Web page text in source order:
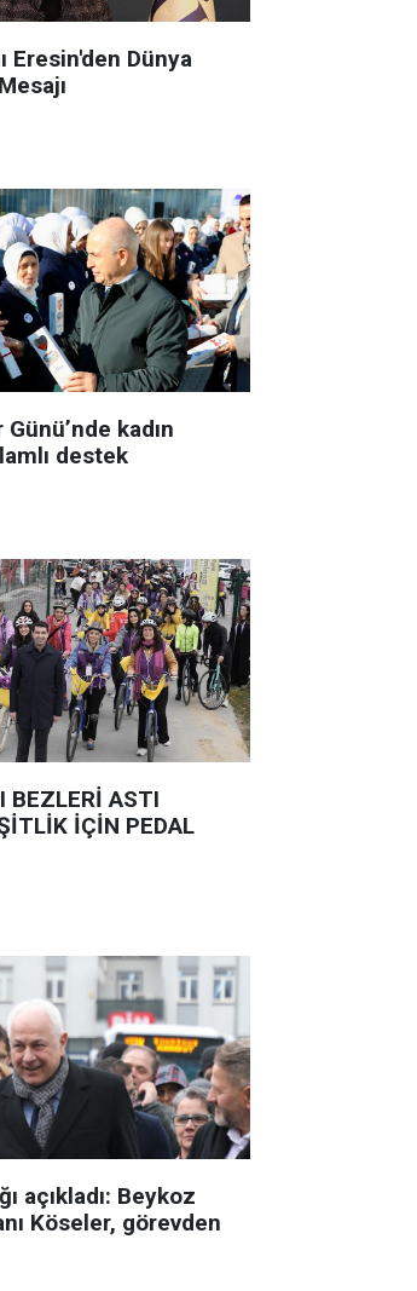
Eresin'den Dünya
kadın
destek
BEZLERİ ASTI
İÇİN PEDAL
açıkladı: Beykoz
Köseler, görevden